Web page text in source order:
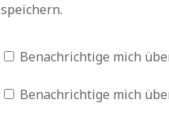
speichern.
Benachrichtige mich
Benachrichtige mich